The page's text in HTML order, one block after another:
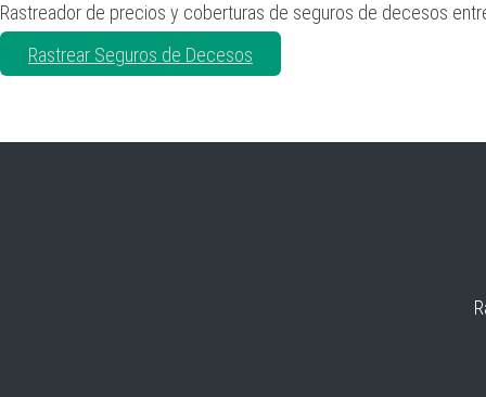
Rastreador de precios y coberturas de seguros de decesos
Rastrear Seguros de Decesos